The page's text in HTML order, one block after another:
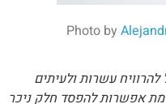
Photo by
עשרות ולעיתים
אפשרות להפסד חלק ניכר